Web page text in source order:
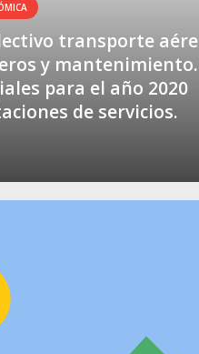
transporte
y mantenimiento.
para el año 2020
de servicios.